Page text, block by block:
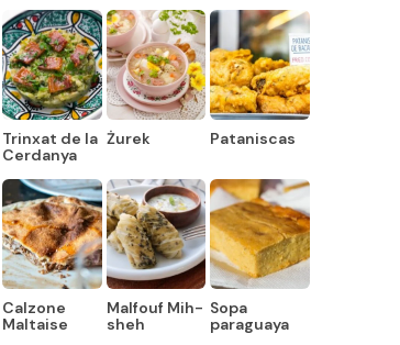
Trinxat de la
Cerdanya
Żurek Pataniscas
Calzone
Maltaise
Malfouf Mih-
sheh
Sopa
paraguaya